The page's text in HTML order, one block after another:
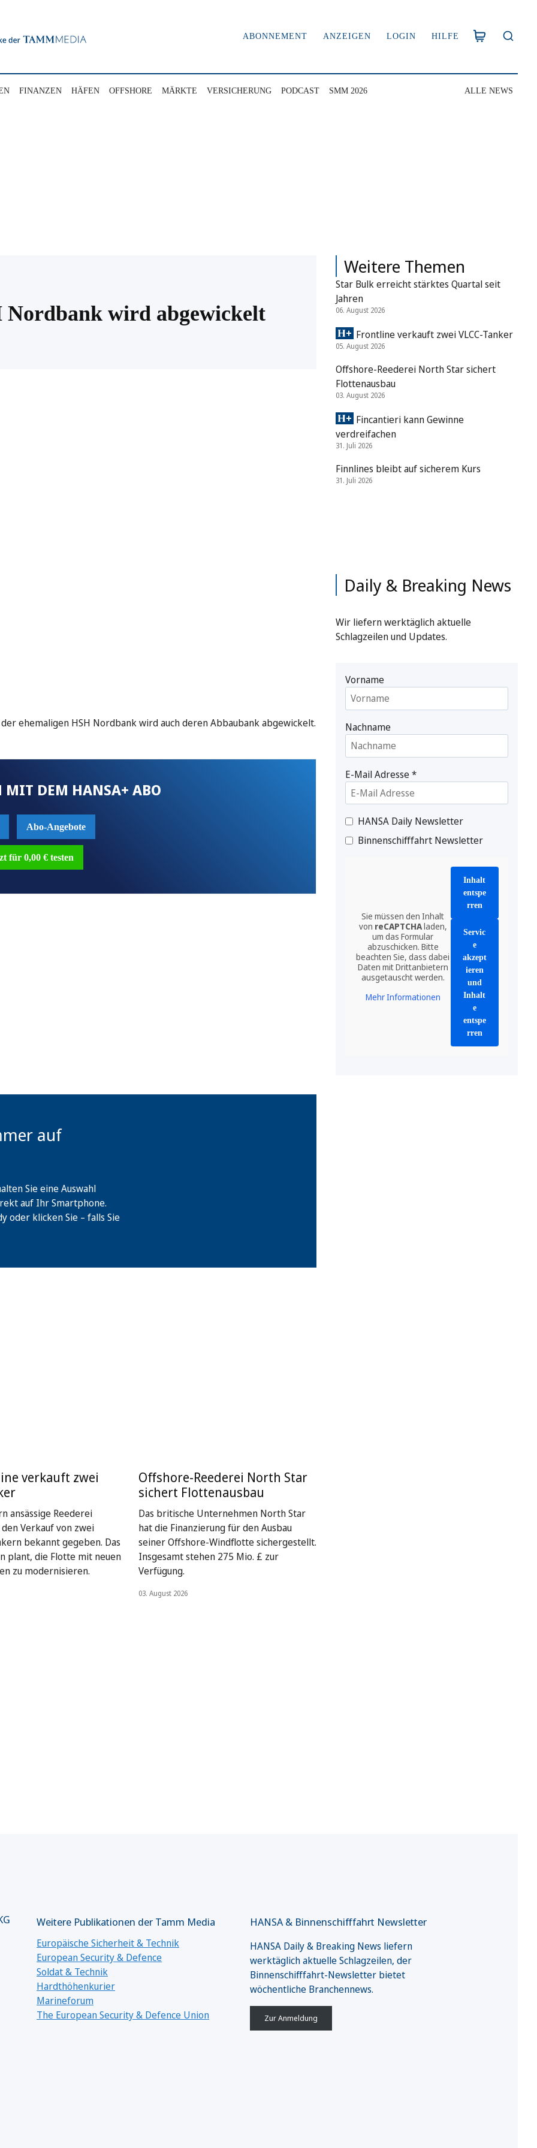
ABONNEMENT ANZEIGEN LOGIN HILFE
FINANZEN HÄFEN OFFSHORE MÄRKTE VERSICHERUNG PODCAST SMM 2026 ALLE NEWS
wird abgewickelt
ehemaligen HSH Nordbank wird auch deren Abbaubank abgewickelt.
MIT DEM HANSA+ ABO
Abo-Angebote
für 0,00 € testen
auf
Sie eine Auswahl
auf Ihr Smartphone.
oder klicken Sie – falls Sie
verkauft zwei
ansässige Reederei
Verkauf von zwei
bekannt gegeben. Das
plant, die Flotte mit neuen
zu modernisieren.
Offshore-Reederei North Star
sichert Flottenausbau
Das britische Unternehmen North Star
hat die Finanzierung für den Ausbau
seiner Offshore-Windflotte sichergestellt.
Insgesamt stehen 275 Mio. £ zur
Verfügung.
03. August 2026
Weitere Themen
Star Bulk erreicht stärktes Quartal seit
Jahren
06. August 2026
Frontline verkauft zwei VLCC-Tanker
05. August 2026
Offshore-Reederei North Star sichert
Flottenausbau
03. August 2026
Fincantieri kann Gewinne
verdreifachen
31. Juli 2026
Finnlines bleibt auf sicherem Kurs
31. Juli 2026
Daily & Breaking News
Wir liefern werktäglich aktuelle
Schlagzeilen und Updates.
Vorname
Nachname
E-Mail Adresse*
HANSA Daily Newsletter
Binnenschifffahrt Newsletter
Sie müssen den Inhalt
von reCAPTCHAladen,
um das Formular
abzuschicken. Bitte
beachten Sie, dass dabei
Daten mit Drittanbietern
ausgetauscht werden.
Mehr Informationen
Inhalt
entspe
rren
Servic
e
akzept
ieren
und
Inhalt
e
entspe
rren
Weitere Publikationen der Tamm Media
Europäische Sicherheit & Technik
European Security & Defence
Soldat & Technik
Hardthöhenkurier
Marineforum
The European Security & Defence Union
HANSA & Binnenschifffahrt Newsletter
HANSA Daily & Breaking News liefern
werktäglich aktuelle Schlagzeilen, der
Binnenschifffahrt-Newsletter bietet
wöchentliche Branchennews.
Zur Anmeldung